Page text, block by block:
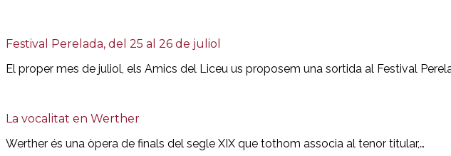
Festival Perelada, del 25 al 26 de juliol
El proper mes de juliol, els Amics del Liceu us proposem una sortida al Festival
La vocalitat en Werther
Werther és una òpera de finals del segle XIX que tothom associa al tenor titular,…